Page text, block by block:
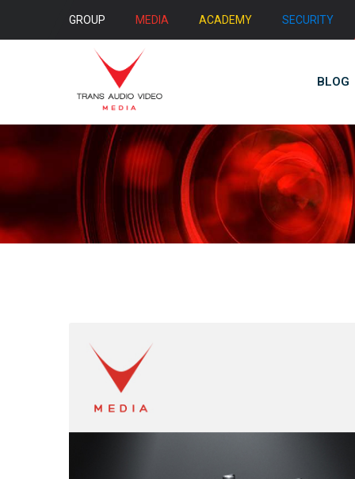
GROUP MEDIA ACADEMY SECURITY
BLOG